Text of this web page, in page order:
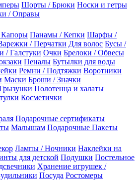
Шорты / Брюки Носки и гетры
/ Оправы
Панамы / Кепки Шарфы /
/ Перчатки Для волос Бусы /
/ Галстуки Очки Брелоки / Обвесы
Пеналы Бутылки для воды
Ремни / Подтяжки Воротники
Маски Броши / Значки
Полотенца и халаты
Косметички
Подарочные сертификаты
Малышам Подарочные Пакеты
Лампы / Ночники Наклейки на
для детской Подушки Постельное
Хранение игрушек /
Посуда Ростомеры